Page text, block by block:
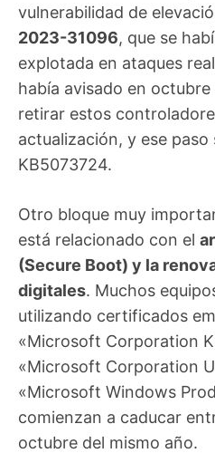
vulnerabilidad de
2023-31096, que se
explotada en ataques
había avisado en octubre
retirar estos
actualización, y ese
KB5073724.
Otro bloque muy
está relacionado con el
(Secure Boot) y la
digitales. Muchos
utilizando certificados
«Microsoft Corporation
«Microsoft Corporation
«Microsoft Windows
comienzan a caducar
octubre del mismo año.